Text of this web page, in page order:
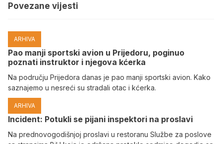
Povezane vijesti
ARHIVA
Pao manji sportski avion u Prijedoru, poginuo
poznati instruktor i njegova kćerka
Na području Prijedora danas je pao manji sportski avion. Kako
saznajemo u nesreći su stradali otac i kćerka.
ARHIVA
Incident: Potukli se pijani inspektori na proslavi
Na prednovogodišnjoj proslavi u restoranu Službe za poslove